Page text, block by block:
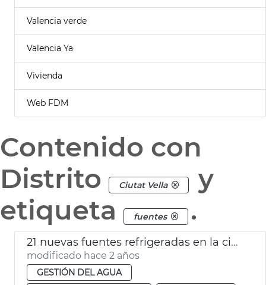
Valencia verde
Valencia Ya
Vivienda
Web FDM
Contenido con
Distrito
Ciutat Vella
y
etiqueta
fuentes .
21 nuevas fuentes refrigeradas en la ciudad
modificado hace 2 años
GESTIÓN DEL AGUA